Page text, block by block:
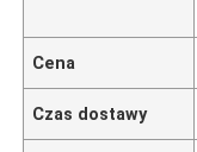
Cena
Czas dostawy